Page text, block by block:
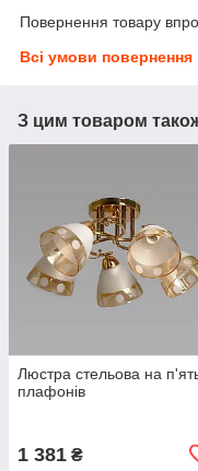
Повернення товару
Всі умови повернення
З цим товаром
Люстра стельова на
плафонів
1 381 ₴